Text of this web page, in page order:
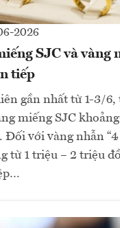
2026
SJC và vàng
tiếp
gần nhất từ 1-3/6,
miếng SJC
với vàng nhẫn “4
từ 1 triệu – 2 triệu